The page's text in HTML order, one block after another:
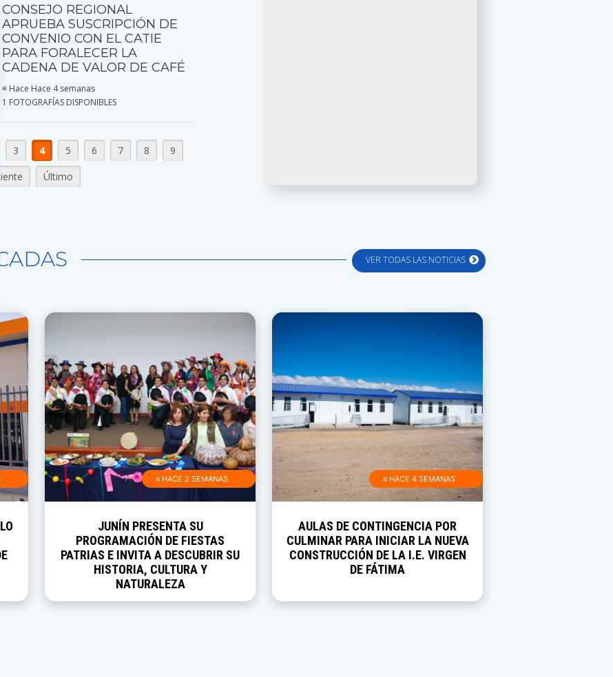
CONSEJO REGIONAL
APRUEBA SUSCRIPCIÓN DE
CONVENIO CON EL CATIE
PARA FORALECER LA
CADENA DE VALOR DE CAFÉ
≡ Hace Hace 4 semanas
1 FOTOGRAFÍAS DISPONIBLES
3 4 5 6 7 8
9
Último
VER TODAS LAS NOTICIAS
≡ HACE 2 SEMANAS
JUNÍN PRESENTA SU
PROGRAMACIÓN DE FIESTAS
PATRIAS E INVITA A DESCUBRIR SU
HISTORIA, CULTURA Y
NATURALEZA
≡ HACE 4 SEMANAS
AULAS DE CONTINGENCIA POR
CULMINAR PARA INICIAR LA NUEVA
CONSTRUCCIÓN DE LA I.E. VIRGEN
DE FÁTIMA